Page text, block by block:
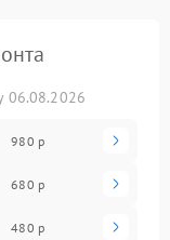
06.08.2026
980 р
680 р
480 р